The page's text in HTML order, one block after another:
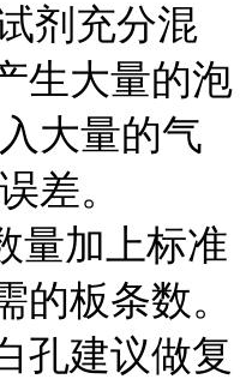
剂充分混
生大量的泡
大量的气
差。
量加上标准
的板条数。
孔建议做复